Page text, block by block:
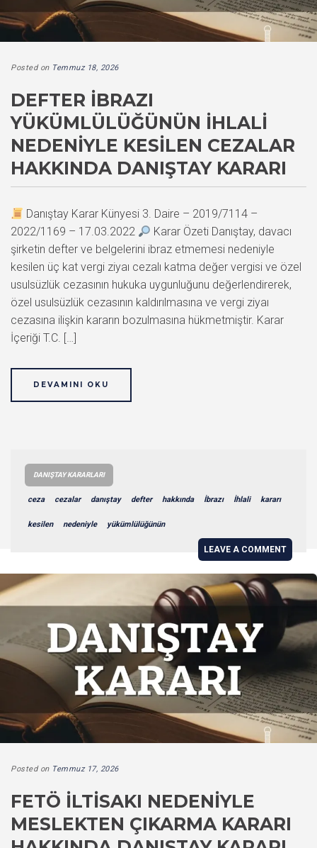
Posted on Temmuz 18, 2026
DEFTER İBRAZI
YÜKÜMLÜLÜĞÜNÜN İHLALI
NEDENIYLE KESILEN CEZALAR
HAKKINDA DANIŞTAY KARARI
Danıştay Karar Künyesi 3. Daire – 2019/7114 –
2022/1169 – 17.03.2022
Karar Özeti Danıştay, davacı
şirketin defter ve belgelerini ibraz etmemesi nedeniyle
kesilen üç kat vergi ziyaı cezalı katma değer vergisi ve özel
usulsüzlük cezasının hukuka uygunluğunu değerlendirerek,
özel usulsüzlük cezasının kaldırılmasına ve vergi ziyaı
cezasına ilişkin kararın bozulmasına hükmetmiştir. Karar
İçeriği T.C. […]
DEVAMINI OKU
DANIŞTAY KARARLARI
ceza cezalar danıştay defter hakkında İbrazı İhlali kararı
kesilen nedeniyle yükümlülüğünün
LEAVE A COMMENT
Posted on Temmuz 17, 2026
FETÖ İLTISAKI NEDENIYLE
MESLEKTEN ÇIKARMA KARARI